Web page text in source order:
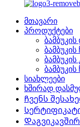
მთავარი
პროდუქტები
ბამბუკის
ბამბუკის
ბამბუკის
სიახლეები
ხშირად
Ჩვენს